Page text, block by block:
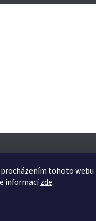
tohoto webu
informacízde.